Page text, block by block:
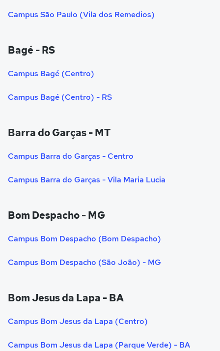
Campus São Paulo (Vila dos Remedios)
Bagé - RS
Campus Bagé (Centro)
Campus Bagé (Centro) - RS
Barra do Garças - MT
Campus Barra do Garças - Centro
Campus Barra do Garças - Vila Maria Lucia
Bom Despacho - MG
Campus Bom Despacho (Bom Despacho)
Campus Bom Despacho (São João) - MG
Bom Jesus da Lapa - BA
Campus Bom Jesus da Lapa (Centro)
Campus Bom Jesus da Lapa (Parque Verde) - BA